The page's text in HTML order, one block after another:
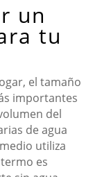
un
tu
el tamaño
importantes
del
de agua
utiliza
es